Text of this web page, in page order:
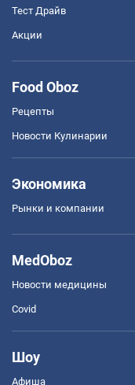
Тест Драйв
Акции
Food Oboz
Рецепты
Новости Кулинарии
Экономика
Рынки и компании
MedOboz
Новости медицины
Covid
Шоу
Афиша